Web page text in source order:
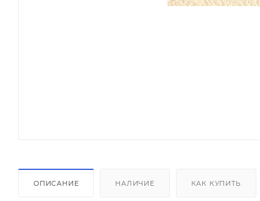
ОПИСАНИЕ НАЛИЧИЕ КАК КУПИТЬ